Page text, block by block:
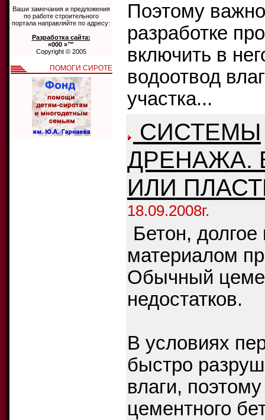
Поэтому
разработке
включить в
водоотвод
участка...
СИСТЕМЫ
ДРЕНАЖА.
ИЛИ
18.09.2008г.
Бетон,
материалом
Обычный
недостатков.
В условиях
быстро
влаги,
цементного
Ваши замечания и предложения
по работе строительного
портала направляйте по адресу:
Разработка сайта:
«000 »™
Copyright © 2005
ПОМОГИ СИРОТЕ